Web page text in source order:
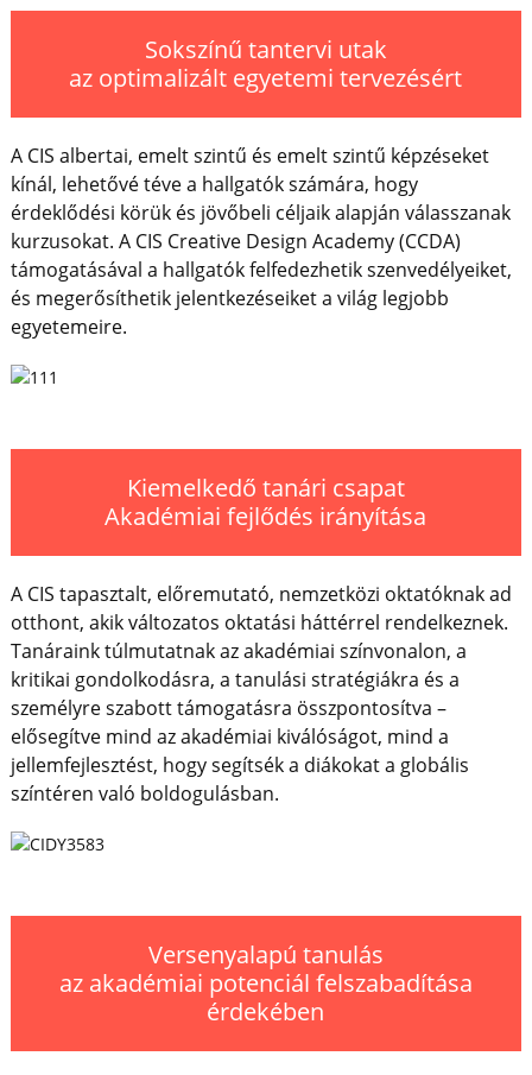
Sokszínű tantervi utak
az optimalizált egyetemi tervezésért
A CIS albertai, emelt szintű és emelt szintű képzéseket
kínál, lehetővé téve a hallgatók számára, hogy
érdeklődési körük és jövőbeli céljaik alapján válasszanak
kurzusokat. A CIS Creative Design Academy (CCDA)
támogatásával a hallgatók felfedezhetik szenvedélyeiket,
és megerősíthetik jelentkezéseiket a világ legjobb
egyetemeire.
Kiemelkedő tanári csapat
Akadémiai fejlődés irányítása
A CIS tapasztalt, előremutató, nemzetközi oktatóknak ad
otthont, akik változatos oktatási háttérrel rendelkeznek.
Tanáraink túlmutatnak az akadémiai színvonalon, a
kritikai gondolkodásra, a tanulási stratégiákra és a
személyre szabott támogatásra összpontosítva –
elősegítve mind az akadémiai kiválóságot, mind a
jellemfejlesztést, hogy segítsék a diákokat a globális
színtéren való boldogulásban.
Versenyalapú tanulás
az akadémiai potenciál felszabadítása
érdekében